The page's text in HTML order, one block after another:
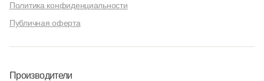
Политика конфиденциальности
Публичная оферта
Производители